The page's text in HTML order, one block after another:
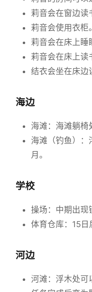
莉音会在窗边读
莉音会使用衣柜。
莉音会在床上睡
莉音会在床上读
结衣会坐在床边
海边
海滩：海滩躺椅
海滩（钓鱼）：
月。
学校
操场：中期出现
体育仓库：15日
河边
河滩：浮木处可